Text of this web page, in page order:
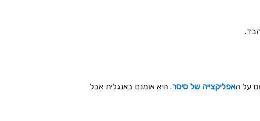
על האפליקצייה של סיסר. היא אומנם באנגלית אבל